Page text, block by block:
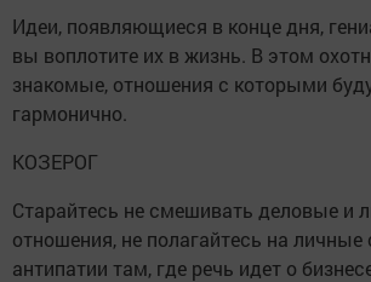
Идеи, появляющиеся в конце дня,
вы воплотите их в жизнь. В этом
знакомые, отношения с которыми
гармонично.
КОЗЕРОГ
Старайтесь не смешивать деловые и
отношения, не полагайтесь на личные
антипатии там, где речь идет о